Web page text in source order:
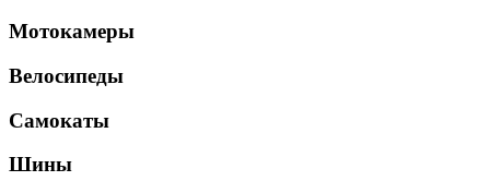
Мотокамеры
Велосипеды
Самокаты
Шины